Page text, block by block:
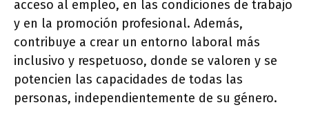
acceso al empleo, en las condiciones de trabajo
y en la promoción profesional. Además,
contribuye a crear un entorno laboral más
inclusivo y respetuoso, donde se valoren y se
potencien las capacidades de todas las
personas, independientemente de su género.